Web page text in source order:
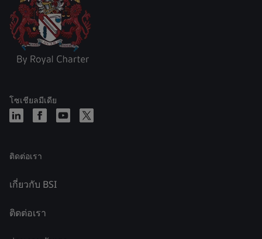
โซเชียลมีเดีย
ติดต่อเรา
เกี่ยวกับ BSI
ติดต่อเรา